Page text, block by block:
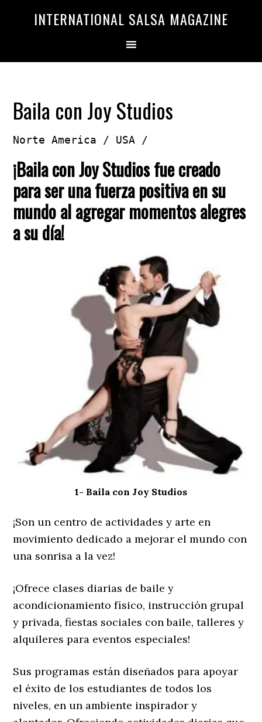
INTERNATIONAL SALSA MAGAZINE
Baila con Joy Studios
Norte America / USA /
¡Baila con Joy Studios fue creado
para ser una fuerza positiva en su
mundo al agregar momentos alegres
a su día!
1- Baila con Joy Studios
¡Son un centro de actividades y arte en
movimiento dedicado a mejorar el mundo con
una sonrisa a la vez!
¡Ofrece clases diarias de baile y
acondicionamiento físico, instrucción grupal
y privada, fiestas sociales con baile, talleres y
alquileres para eventos especiales!
Sus programas están diseñados para apoyar
el éxito de los estudiantes de todos los
niveles, en un ambiente inspirador y